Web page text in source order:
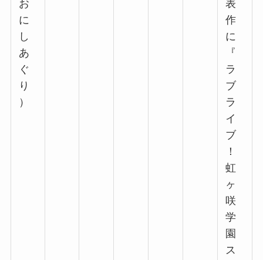
お
に
し
あ
ぐ
り
）
表
作
に
『
ラ
ブ
ラ
イ
ブ
！
虹
ヶ
咲
学
園
ス